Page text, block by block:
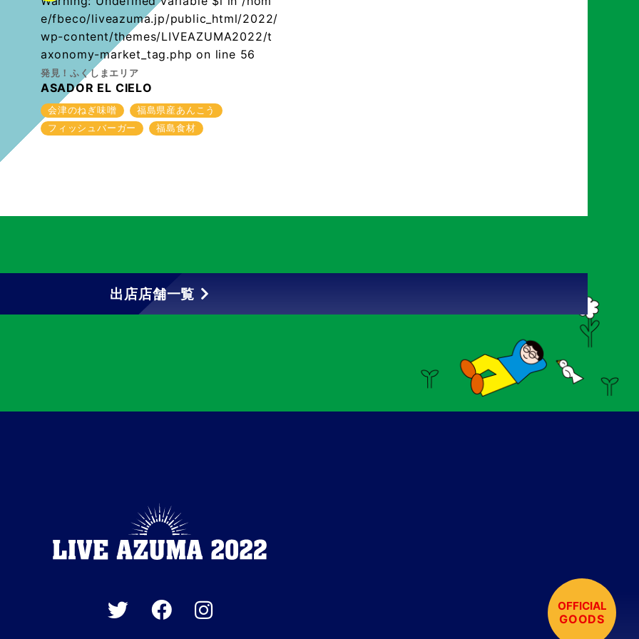
OFFICIAL
GOODS
e/fbeco/liveazuma.jp/public_html/2022/
wp-content/themes/LIVEAZUMA2022/t
axonomy-market_tag.php on line 56
発見！ふくしまエリア
ASADOR EL CIELO
会津のねぎ味噌
福島県産あんこう
フィッシュバーガー
福島食材
出店店舗一覧